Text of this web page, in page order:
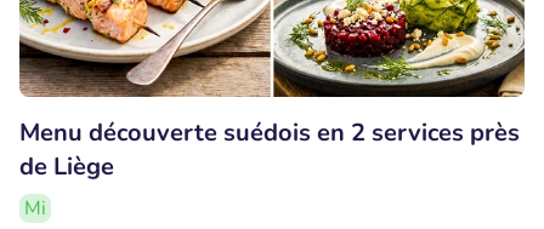
Menu découverte suédois en 2 services près
de Liège
Mi